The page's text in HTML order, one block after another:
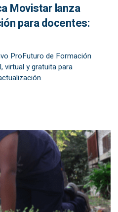
Movistar lanza
para docentes:
ProFuturo de Formación
virtual y gratuita para